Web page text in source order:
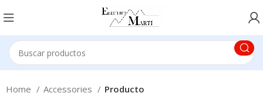
Home Accessories Producto